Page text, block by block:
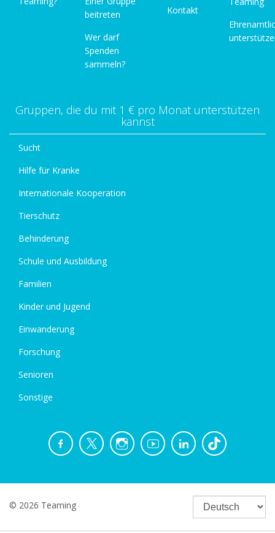
beitreten
Wer darf
Spenden
sammeln?
Kontakt
Gruppen, die du mit 1 € pro Monat unterstützen
kannst
Sucht
Hilfe für Kranke
Internationale Kooperation
Tierschutz
Behinderung
Schule und Ausbildung
Familien
Kinder und Jugend
Einwanderung
Forschung
Senioren
Sonstige
© 2026 Teaming